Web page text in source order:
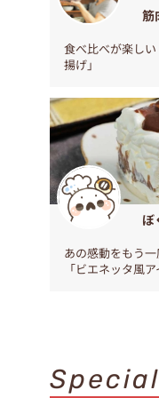
筋
食べ比べが楽し
揚げ」
ぼ
あの感動をもう
「ビエネッタ風ア
Special